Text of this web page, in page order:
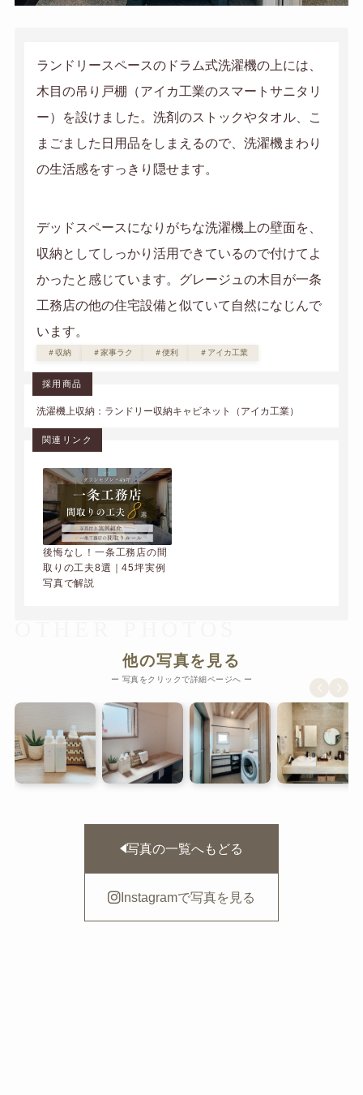
ランドリースペースのドラム式洗濯機の上には、
木目の吊り戸棚（アイカ工業のスマートサニタリ
ー）を設けました。洗剤のストックやタオル、こ
まごました日用品をしまえるので、洗濯機まわり
の生活感をすっきり隠せます。
デッドスペースになりがちな洗濯機上の壁面を、
収納としてしっかり活用できているので付けてよ
かったと感じています。グレージュの木目が一条
工務店の他の住宅設備と似ていて自然になじんで
います。
＃収納 ＃家事ラク ＃便利 ＃アイカ工業
採用商品
洗濯機上収納：ランドリー収納キャビネット（アイカ工業）
関連リンク
後悔なし！一条工務店の間
取りの工夫8選｜45坪実例
写真で解説
他の写真を見る
ー 写真をクリックで詳細ページへ ー
写真の一覧へもどる
Instagramで写真を見る